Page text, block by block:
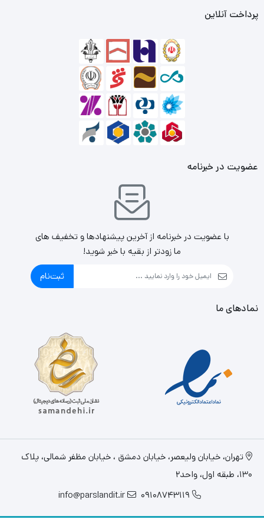
و پلتفرم مادربردهای سری Z690 ایسوس به توسعه حافظه
اورکلاک افراطی سریعتر در هر نسل جدید پلتفرم اینتل اختصاص
پشتیبانی فقط از همین مشخصات سخت افزاریست که انحضارا
مختص همین مدل مادربردها و پردازنده ها تولید شده است.
پرداخت آنلاین
عضویت در خبرنامه
با عضویت در خبرنامه از آخرین پیشنهادها و تخفیف های
ما زودتر از بقیه با خبر شوید!
ثبت‌نام
نمادهای ما
تهران، خيابان وليعصر، خیابان دمشق ، خیابان مظفر شمالی، پلاک
130، طبقه اول، واحد2
09108743119
info@parslandit.ir